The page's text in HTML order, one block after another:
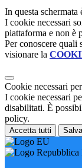
In questa
I cookie necessari
piattaforma e non è
Per conoscere quali
visionare la
Cookie necessari
I cookie necessari
disabilitati. È
policy.
Accetta tutti